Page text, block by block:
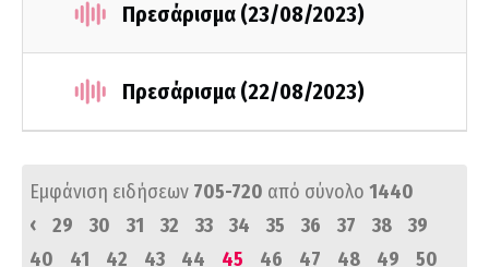
Πρεσάρισμα (23/08/2023)
Πρεσάρισμα (22/08/2023)
Εμφάνιση ειδήσεων 705-720 από σύνολο 1440
‹
29 30 31 32 33 34 35 36 37 38
39
40
41 42 43 44 45 46 47 48 49
50